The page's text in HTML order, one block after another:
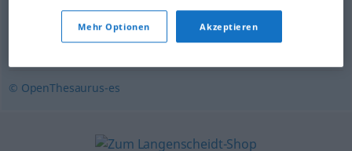
traición,deslealtad infidelidad,felonía
© OpenThesaurus-es
Mehr Optionen Akzeptieren